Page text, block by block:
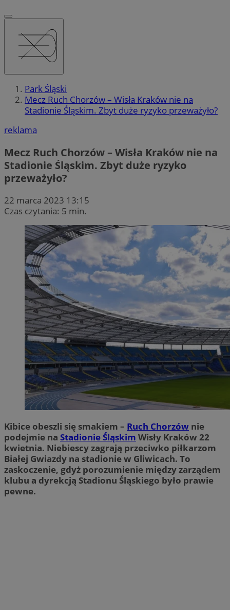
Park Śląski
Mecz Ruch Chorzów – Wisła Kraków nie na
Stadionie Śląskim. Zbyt duże ryzyko przeważyło?
reklama
Mecz Ruch Chorzów – Wisła Kraków nie na
Stadionie Śląskim. Zbyt duże ryzyko
przeważyło?
22 marca 2023 13:15
Czas czytania: 5 min.
Kibice obeszli się smakiem – Ruch Chorzów nie
podejmie na Stadionie Śląskim Wisły Kraków 22
kwietnia. Niebiescy zagrają przeciwko piłkarzom
Białej Gwiazdy na stadionie w Gliwicach. To
zaskoczenie, gdyż porozumienie między zarządem
klubu a dyrekcją Stadionu Śląskiego było prawie
pewne.